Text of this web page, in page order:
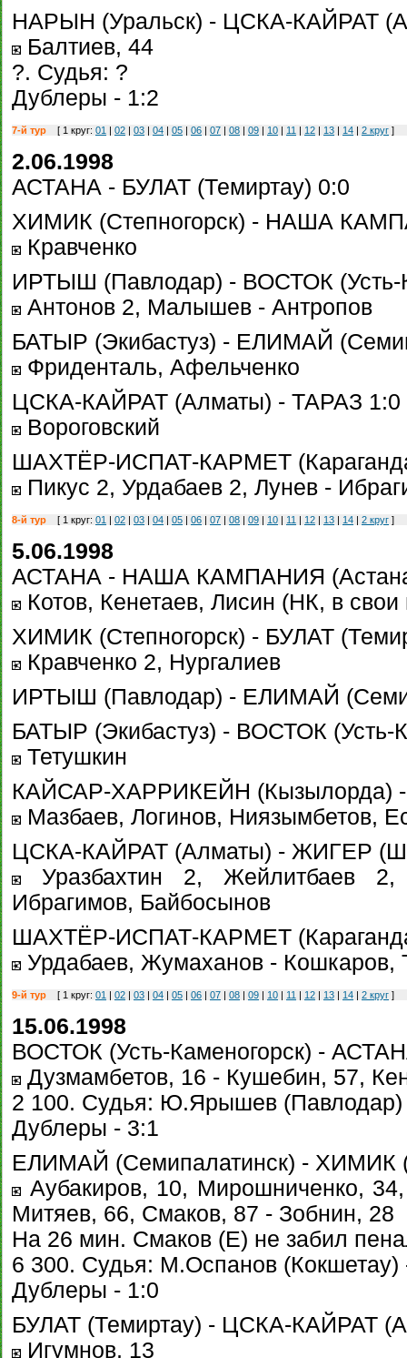
НАРЫН (Уральск) - ЦСКА-КАЙРАТ
Балтиев, 44
?. Судья: ?
Дублеры - 1:2
7-й тур [ 1 круг: 01 | 02 | 03 | 04 | 05 | 06 | 07 | 08 | 09 | 10 | 11 | 12 | 13 | 14 | 2 круг ]
2.06.1998
АСТАНА - БУЛАТ (Темиртау) 0:0
ХИМИК (Степногорск) - НАША
Кравченко
ИРТЫШ (Павлодар) - ВОСТОК (Усть-
Антонов 2, Малышев - Антропов
БАТЫР (Экибастуз) - ЕЛИМАЙ
Фриденталь, Афельченко
ЦСКА-КАЙРАТ (Алматы) - ТАРАЗ 1:0
Вороговский
ШАХТЁР-ИСПАТ-КАРМЕТ
Пикус 2, Урдабаев 2, Лунев -
8-й тур [ 1 круг: 01 | 02 | 03 | 04 | 05 | 06 | 07 | 08 | 09 | 10 | 11 | 12 | 13 | 14 | 2 круг ]
5.06.1998
АСТАНА - НАША КАМПАНИЯ
Котов, Кенетаев, Лисин (НК, в свои
ХИМИК (Степногорск) - БУЛАТ
Кравченко 2, Нургалиев
ИРТЫШ (Павлодар) - ЕЛИМАЙ
БАТЫР (Экибастуз) - ВОСТОК (Усть-
Тетушкин
КАЙСАР-ХАРРИКЕЙН (Кызылорда)
Мазбаев, Логинов, Ниязымбетов,
ЦСКА-КАЙРАТ (Алматы) - ЖИГЕР
Уразбахтин 2, Жейлитбаев 2,
Ибрагимов, Байбосынов
ШАХТЁР-ИСПАТ-КАРМЕТ
Урдабаев, Жумаханов - Кошкаров,
9-й тур [ 1 круг: 01 | 02 | 03 | 04 | 05 | 06 | 07 | 08 | 09 | 10 | 11 | 12 | 13 | 14 | 2 круг ]
15.06.1998
ВОСТОК (Усть-Каменогорск) -
Дузмамбетов, 16 - Кушебин, 57,
2 100. Судья: Ю.Ярышев (Павлодар)
Дублеры - 3:1
ЕЛИМАЙ (Семипалатинск) - ХИМИК
Аубакиров, 10, Мирошниченко,
Митяев, 66, Смаков, 87 - Зобнин, 28
На 26 мин. Смаков (Е) не забил
6 300. Судья: М.Оспанов (Кокшетау)
Дублеры - 1:0
БУЛАТ (Темиртау) - ЦСКА-КАЙРАТ
Игумнов, 13